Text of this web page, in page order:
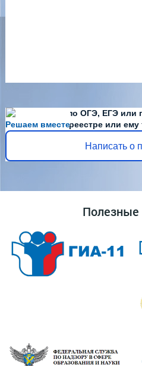
Решаем вместе
Есть вопросы по ОГЭ, ЕГЭ или
Диплома нет в реестре или ему
Написать о